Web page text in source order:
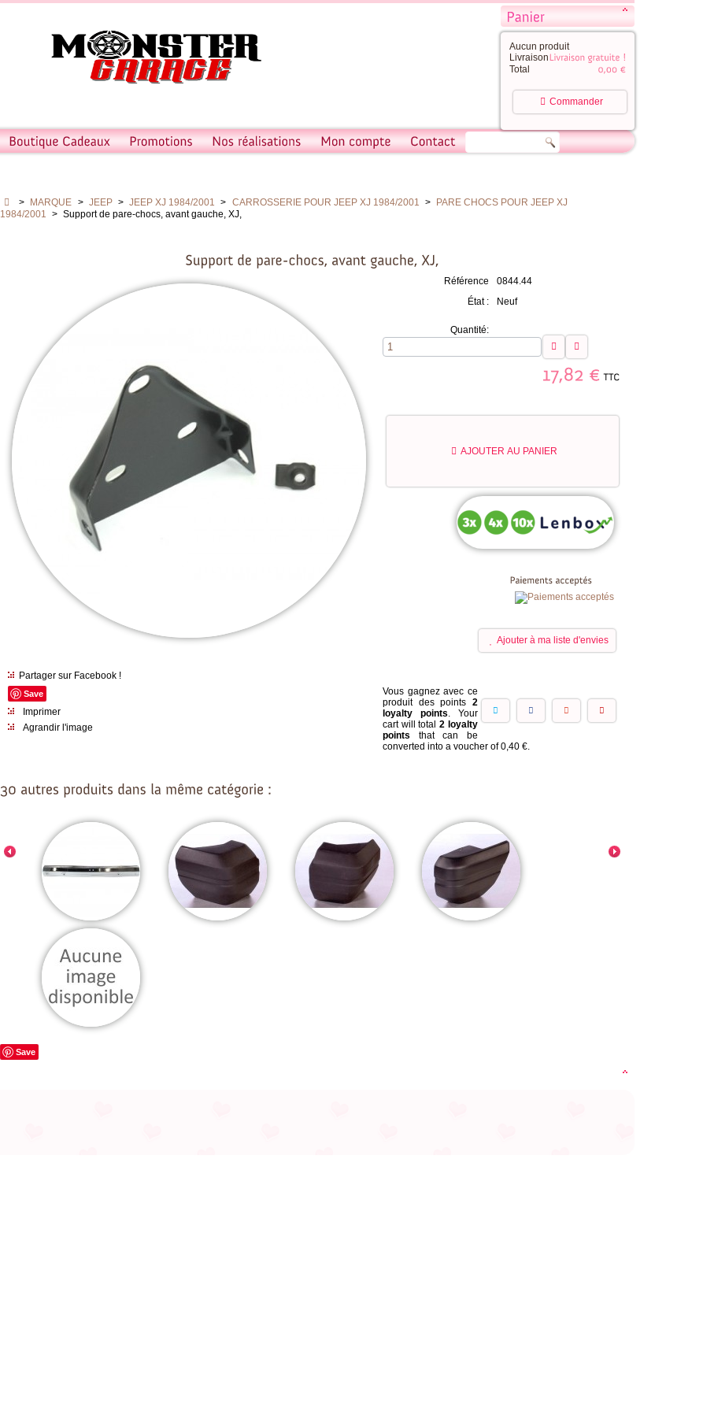
Aucun produit
Livraison
Total
Commander
> MARQUE > JEEP > JEEP XJ 1984/2001 > CARROSSERIE POUR JEEP XJ 1984/2001 >
PARE CHOCS POUR JEEP XJ
1984/2001 > Support de pare-chocs, avant gauche, XJ,
Partager sur Facebook !
Save
Imprimer
Agrandir l'image
Référence
0844.44
État :
Neuf
Quantité:
AJOUTER AU PANIER
Ajouter à ma liste d'envies
Vous gagnez avec ce
produit des points2
loyalty points. Your
cart will total2 loyalty
points that can be
converted into a voucher of0,40 €.
Save